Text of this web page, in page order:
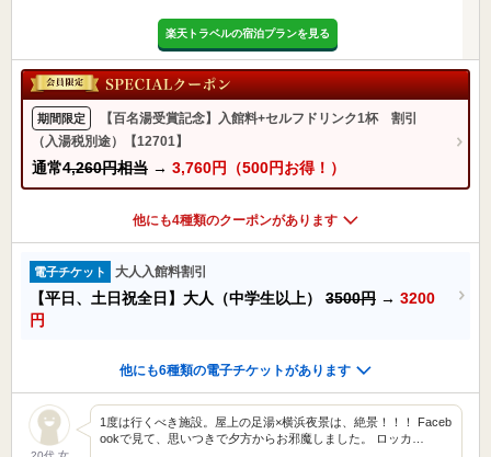
楽天トラベルの宿泊プランを見る
期間限定
【百名湯受賞記念】入館料+セルフドリンク1杯 割引
（入湯税別途）【12701】
通常4,260円相当 → 3,760円（500円お得！）
他にも4種類のクーポンがあります
電子チケット 大人入館料割引
【平日、土日祝全日】大人（中学生以上） 3500円 → 3200
円
他にも6種類の電子チケットがあります
1度は行くべき施設。屋上の足湯×横浜夜景は、絶景！！！ Faceb
ookで見て、思いつきで夕方からお邪魔しました。 ロッカ…